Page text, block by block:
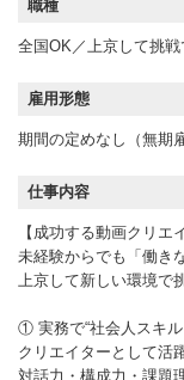
職種
全国OK／上京して挑
雇用形態
期間の定めなし（無期
仕事内容
【成功する動画クリエ
未経験からでも「働き
上京して新しい環境で
① 実務で“社会人スキ
クリエイターとして活
対話力・構成力・課題